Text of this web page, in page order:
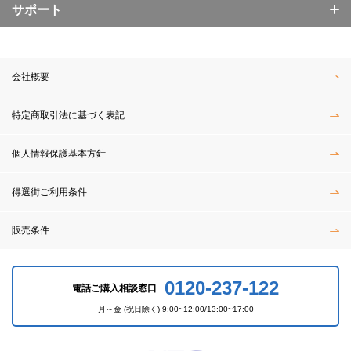
サポート
会社概要
特定商取引法に基づく表記
個人情報保護基本方針
得選街ご利用条件
販売条件
電話ご購入相談窓口 0120-237-122
月～金 (祝日除く) 9:00~12:00/13:00~17:00